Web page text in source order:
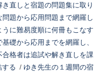
直しと宿題の問題集に取り
題から応用問題まで網羅し
に難易度順に何冊もこなす
基礎から応用までを網羅し、
合格者は追試や解き直しを課
する / ゆき先生の１週間の宿